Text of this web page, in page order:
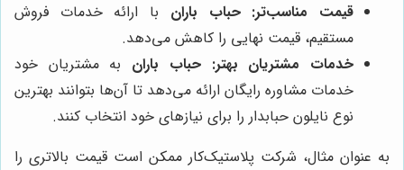
قیمت مناسب‌تر: حباب باران با ارائه خدمات فروش
مستقیم، قیمت نهایی را کاهش می‌دهد.
خدمات مشتریان بهتر: حباب باران به مشتریان خود
خدمات مشاوره رایگان ارائه می‌دهد تا آن‌ها بتوانند بهترین
نوع نایلون حبابدار را برای نیازهای خود انتخاب کنند.
به عنوان مثال، شرکت پلاستیک‌کار ممکن است قیمت بالاتری را